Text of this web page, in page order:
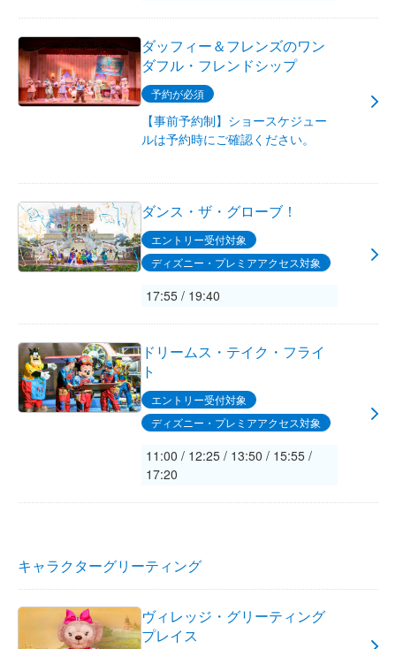
ダッフィー＆フレンズのワン
ダフル・フレンドシップ
予約が必須
【事前予約制】ショースケジュー
ルは予約時にご確認ください。
ダンス・ザ・グローブ！
エントリー受付対象
ディズニー・プレミアアクセス対象
17:55 / 19:40
ドリームス・テイク・フライ
ト
エントリー受付対象
ディズニー・プレミアアクセス対象
11:00 / 12:25 / 13:50 / 15:55 /
17:20
キャラクターグリーティング
ヴィレッジ・グリーティング
プレイス